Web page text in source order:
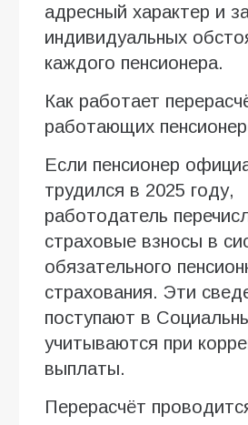
адресный характер и
индивидуальных
каждого пенсионера.
Как работает
работающих
Если пенсионер
трудился в 2025 году,
работодатель
страховые взносы в
обязательного
страхования. Эти
поступают в
учитываются при
выплаты.
Перерасчёт